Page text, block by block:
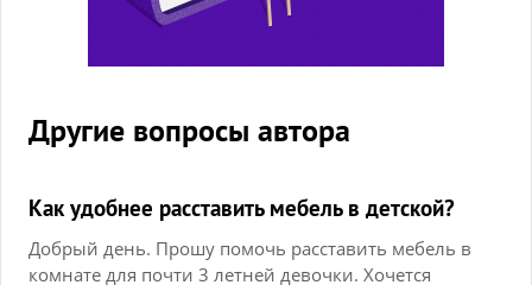
Другие вопросы автора
Как удобнее расставить мебель в детской?
Добрый день. Прошу помочь расставить мебель в
комнате для почти 3 летней девочки. Хочется